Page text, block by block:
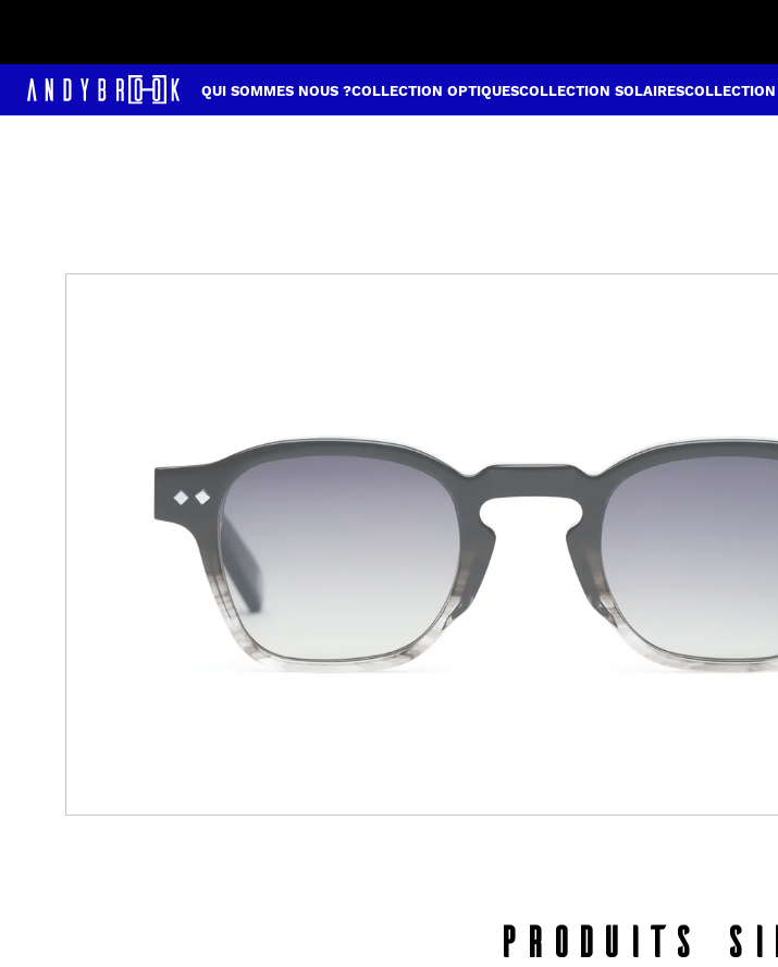
QUI SOMMES NOUS ?COLLECTION OPTIQUESCOLLECTION SOLAIRES
PRODUITS